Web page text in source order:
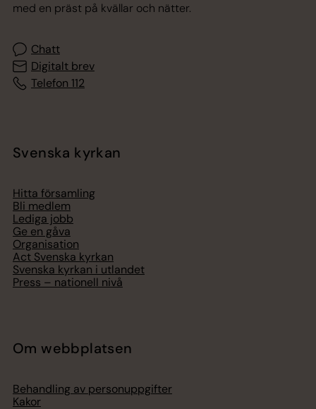
med en präst på kvällar och nätter.
Chatt
Digitalt brev
Telefon 112
Svenska kyrkan
Hitta församling
Bli medlem
Lediga jobb
Ge en gåva
Organisation
Act Svenska kyrkan
Svenska kyrkan i utlandet
Press – nationell nivå
Om webbplatsen
Behandling av personuppgifter
Kakor